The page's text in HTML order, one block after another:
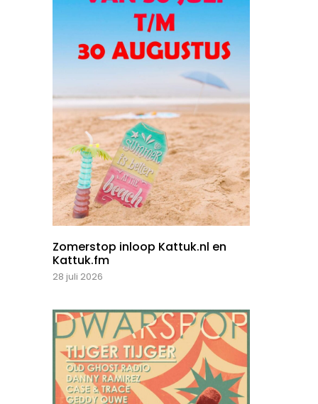
Zomerstop inloop Kattuk.nl en
Kattuk.fm
28 juli 2026